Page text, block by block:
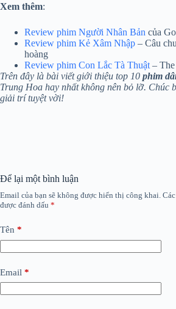
Xem thêm:
Review phim Người Nhân Bản của
Review phim Kẻ Xâm Nhập – Câu
hoàng
Review phim Con Lắc Tà Thuật –
Trên đây là bài viết giới thiệu top 10 phim
Trung Hoa hay nhất không nên bỏ lỡ. Chúc
giải trí tuyệt vời!
Để lại một bình luận
Email của bạn sẽ không được hiển thị công khai.
được đánh dấu *
Tên *
Email *